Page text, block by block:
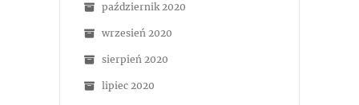
październik 2020
wrzesień 2020
sierpień 2020
lipiec 2020